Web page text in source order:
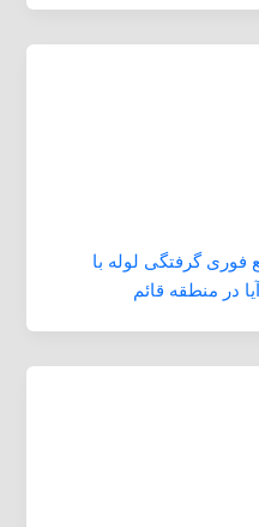
فوری گرفتگی لوله با
در منطقه قائم